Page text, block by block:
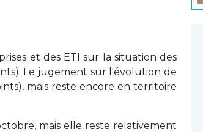
et des ETI sur la situation des
Le jugement sur l'évolution de
mais reste encore en territoire
mais elle reste relativement